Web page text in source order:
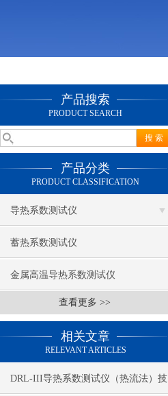
产品搜索
PRODUCT SEARCH
产品分类
PRODUCT CLASSIFICATION
导热系数测试仪
蓄热系数测试仪
金属高温导热系数测试仪
查看更多 >>
相关文章
RELEVANT ARTICLES
DRL-III导热系数测试仪（热流法）技